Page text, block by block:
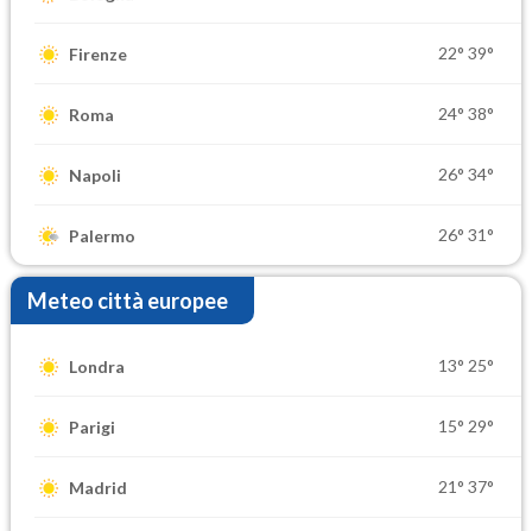
Firenze 22° 39°
Roma 24° 38°
Napoli 26° 34°
Palermo 26° 31°
Meteo città europee
Londra 13° 25°
Parigi 15° 29°
Madrid 21° 37°